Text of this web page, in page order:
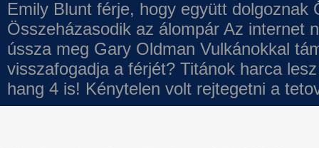
Emily Blunt férje, hogy együtt dolgoznak
Összeházasodik az álompár Az internet
ússza meg Gary Oldman Vulkánokkal
visszafogadja a férjét? Titánok harca
hang 4 is! Kénytelen volt rejtegetni a